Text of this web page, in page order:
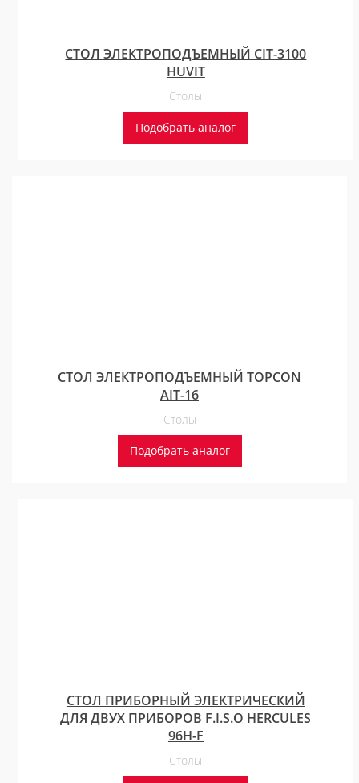
СТОЛ ЭЛЕКТРОПОДЪЕМНЫЙ CIT-3100
HUVIT
Столы
Подобрать аналог
СТОЛ ЭЛЕКТРОПОДЪЕМНЫЙ TOPCON
AIT-16
Столы
Подобрать аналог
СТОЛ ПРИБОРНЫЙ ЭЛЕКТРИЧЕСКИЙ
ДЛЯ ДВУХ ПРИБОРОВ F.I.S.O HERCULES
96H-F
Столы